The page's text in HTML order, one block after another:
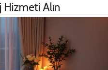
Hizmeti Alın